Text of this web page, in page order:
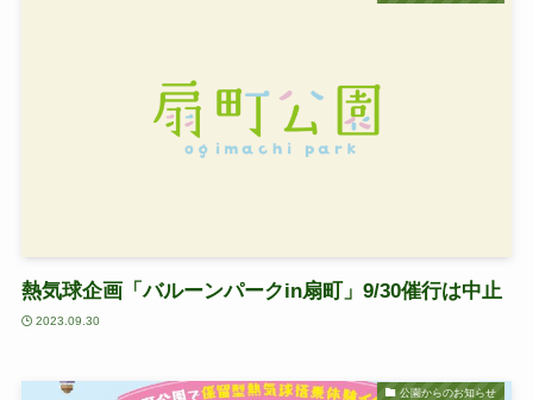
熱気球企画「バルーンパークin扇町」9/30催行は中止
2023.09.30
公園からのお知らせ